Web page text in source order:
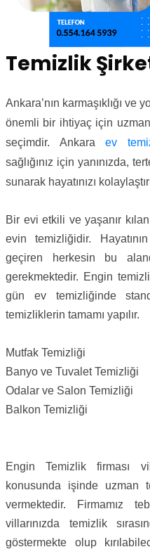
Temizlik
Ankara’nın karmaşıklığı
önemli bir ihtiyaç için
seçimdir. Ankaraev
sağlığınız için yanınızda,
sunarak hayatınızı
Bir evi etkili ve yaşanır
evin temizliğidir.
geçiren herkesin bu
gerekmektedir. Engin
gün ev temizliğinde
temizliklerin tamamı yapılır.
Mutfak Temizliği
Banyo ve Tuvalet Temizliği
Odalar ve Salon Temizliği
Balkon Temizliği
Engin Temizlik firması
konusunda işinde uzman
vermektedir. Firmamız
villarınızda temizlik
göstermekte olup